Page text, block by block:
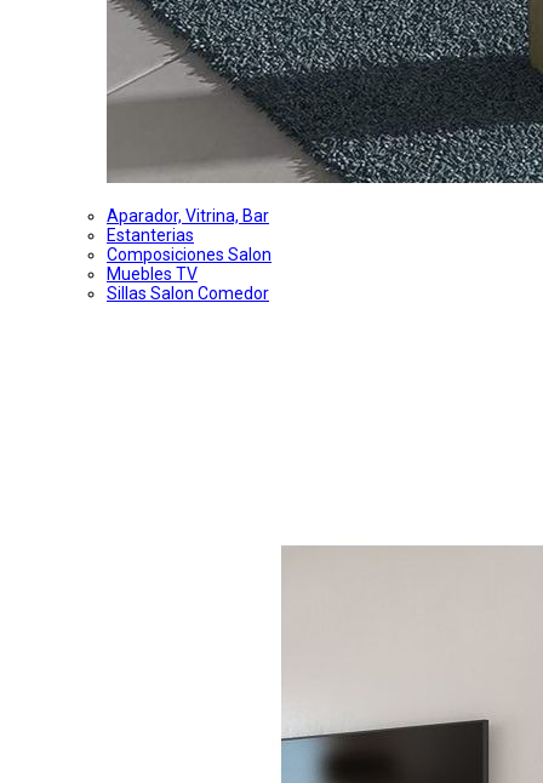
Aparador, Vitrina, Bar
Estanterias
Composiciones Salon
Muebles TV
Sillas Salon Comedor